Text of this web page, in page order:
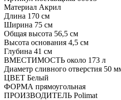
Материал Акрил
Длина 170 см
Ширина 75 см
Общая высота 56,5 см
Высота основания 4,5 см
Глубина 41 см
ВМЕСТИМОСТЬ около 173 л
Диаметр сливного отверстия 50
ЦВЕТ Белый
ФОРМА прямоугольная
ПРОИЗВОДИТЕЛЬ Polimat